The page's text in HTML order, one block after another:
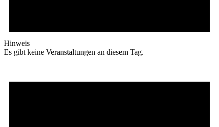
Hinweis
Es gibt keine Veranstaltungen an diesem Tag.